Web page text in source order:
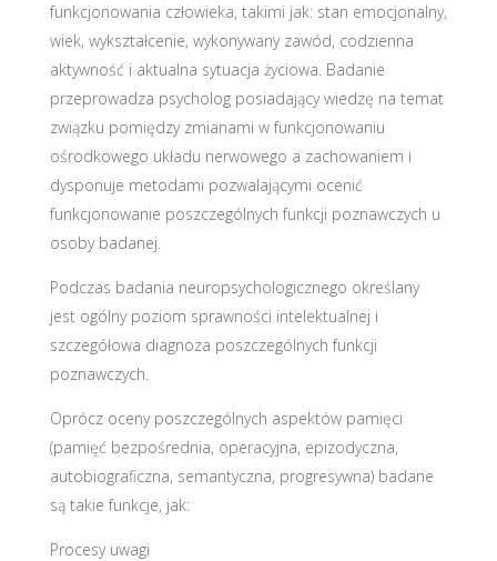
funkcjonowania człowieka, takimi jak: stan emocjonalny,
wiek, wykształcenie, wykonywany zawód, codzienna
aktywność i aktualna sytuacja życiowa. Badanie
przeprowadza psycholog posiadający wiedzę na temat
związku pomiędzy zmianami w funkcjonowaniu
ośrodkowego układu nerwowego a zachowaniem i
dysponuje metodami pozwalającymi ocenić
funkcjonowanie poszczególnych funkcji poznawczych u
osoby badanej.
Podczas badania neuropsychologicznego określany
jest ogólny poziom sprawności intelektualnej i
szczegółowa diagnoza poszczególnych funkcji
poznawczych.
Oprócz oceny poszczególnych aspektów pamięci
(pamięć bezpośrednia, operacyjna, epizodyczna,
autobiograficzna, semantyczna, progresywna) badane
są takie funkcje, jak:
Procesy uwagi